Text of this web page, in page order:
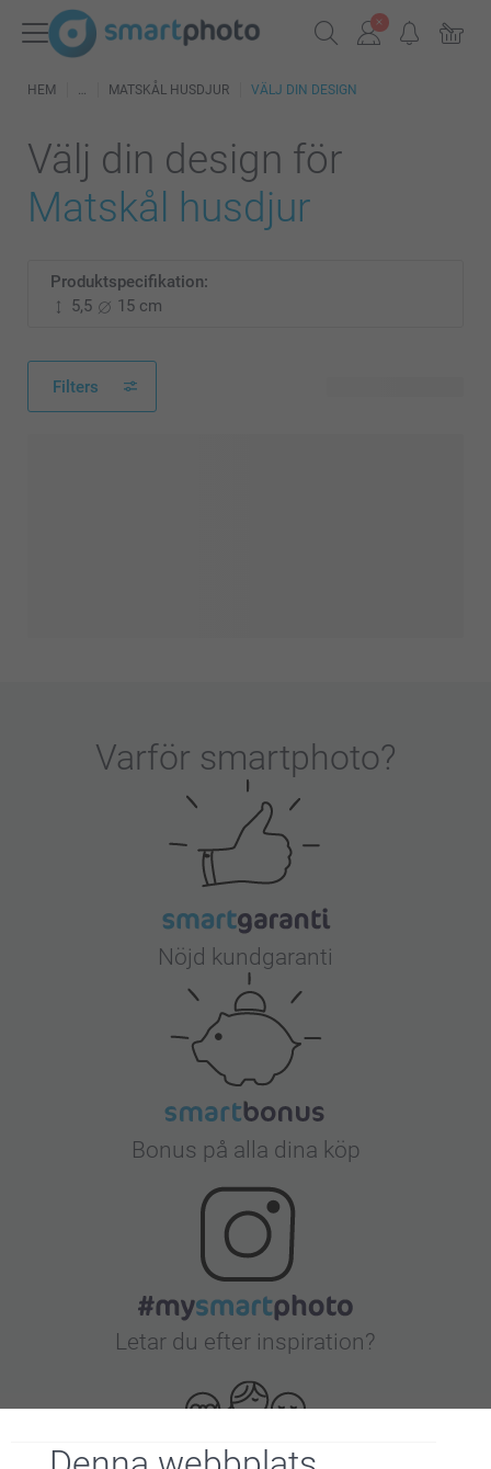
HEM MATSKÅL HUSDJUR VÄLJ DIN DESIGN
Välj din design för
Matskål husdjur
Produktspecifikation:
5,5
15 cm
Filters
Varför smartphoto?
Nöjd kundgaranti
Bonus på alla dina köp
Letar du efter inspiration?